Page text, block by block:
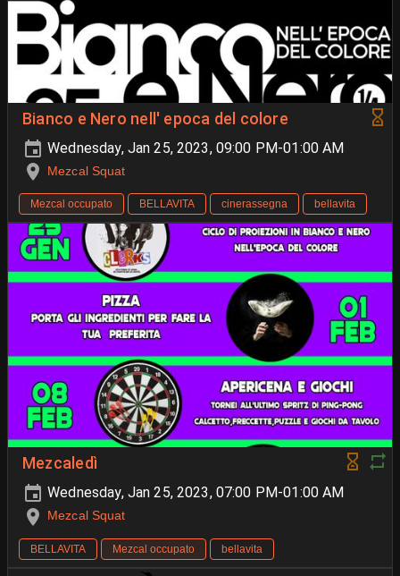
Bianco e Nero nell' epoca del colore
Wednesday, Jan 25, 2023, 09:00 PM-01:00 AM
Mezcal Squat
Mezcal occupato BELLAVITA cinerassegna bellavita
Mezcaledì
Wednesday, Jan 25, 2023, 07:00 PM-01:00 AM
Mezcal Squat
BELLAVITA Mezcal occupato bellavita